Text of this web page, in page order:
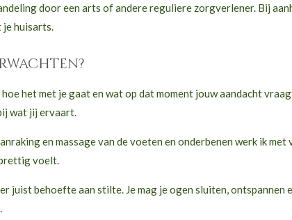
door een arts of andere reguliere zorgverlener. Bij
je huisarts.
het met je gaat en wat op dat moment jouw aandacht
wat jij ervaart.
en massage van de voeten en onderbenen werk ik
voelt.
juist behoefte aan stilte. Je mag je ogen sluiten, ontspannen